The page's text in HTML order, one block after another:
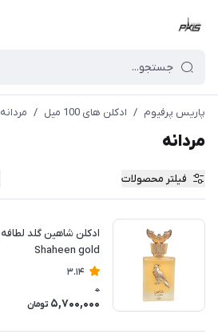
پاریس پرفیوم / ادکلن های 100 میل / مردانه
مردانه
فیلتر محصولات
Shaheen gold
3.14
0
5,700,000 تومان